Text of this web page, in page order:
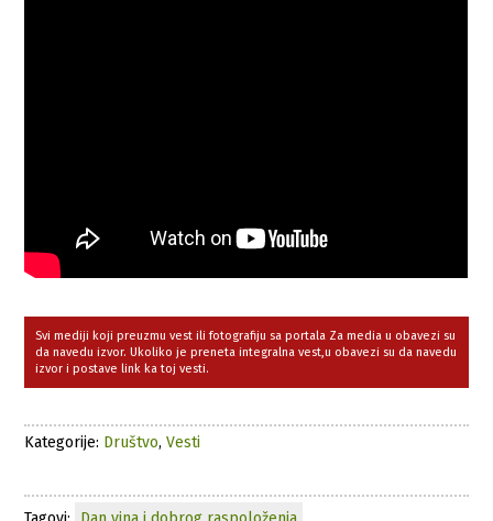
Svi mediji koji preuzmu vest ili fotografiju sa portala Za media u obavezi su
da navedu izvor. Ukoliko je preneta integralna vest,u obavezi su da navedu
izvor i postave link ka toj vesti.
Kategorije: Društvo,Vesti